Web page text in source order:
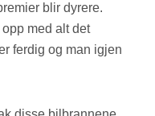
blir dyrere.
med alt det
ferdig og man igjen